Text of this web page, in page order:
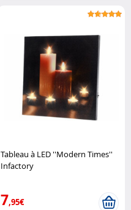
Tableau à LED ''Modern Times''
Infactory
7,95€